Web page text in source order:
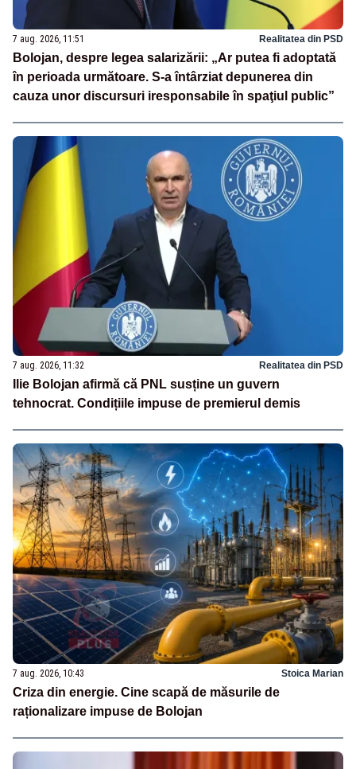
7 aug. 2026, 11:51 Realitatea din PSD
Bolojan, despre legea salarizării: „Ar putea fi adoptată
în perioada următoare. S-a întârziat depunerea din
cauza unor discursuri iresponsabile în spaţiul public”
7 aug. 2026, 11:32 Realitatea din PSD
Ilie Bolojan afirmă că PNL susține un guvern
tehnocrat. Condițiile impuse de premierul demis
7 aug. 2026, 10:43 Stoica Marian
Criza din energie. Cine scapă de măsurile de
raționalizare impuse de Bolojan